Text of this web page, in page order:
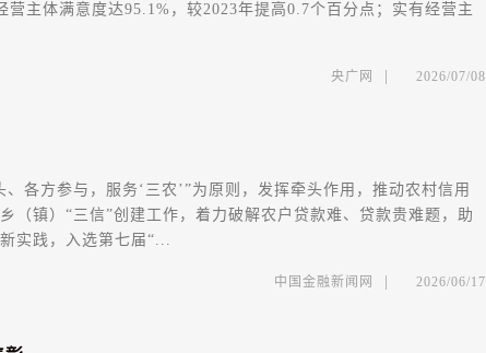
主体满意度达95.1%，较2023年提高0.7个百分点；实有经营主
央广网 | 2026/07/08
各方参与，服务‘三农’”为原则，发挥牵头作用，推动农村信用
（镇）“三信”创建工作，着力破解农户贷款难、贷款贵难题，助
实践，入选第七届“...
中国金融新闻网 | 2026/06/17